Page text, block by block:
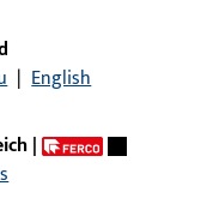
/ -tiefe 9 mm
| English
|